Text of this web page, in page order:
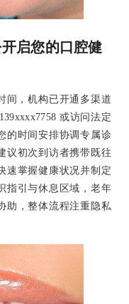
启您的口腔健
间，机构已开通多渠道
或访问法定
的时间安排协调专属诊
议初次到访者携带既往
速掌握健康状况并制定
指引与休息区域，老年
助，整体流程注重隐私